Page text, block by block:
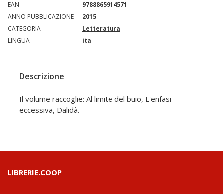
EAN
9788865914571
ANNO PUBBLICAZIONE
2015
CATEGORIA
Letteratura
LINGUA
ita
Descrizione
Il volume raccoglie: Al limite del buio, L'enfasi
eccessiva, Dalidà.
LIBRERIE.COOP